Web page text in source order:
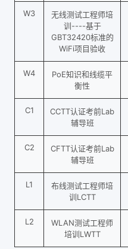
W3
无线测试工程师培
训----基于
GBT32420标准的
WiFi项目验收
W4
PoE知识和线缆平
衡性
C1
CCTT认证考前Lab
辅导班
C2
CFTT认证考前Lab
辅导班
L1
布线测试工程师培
训LCTT
L2
WLAN测试工程师
培训LWTT